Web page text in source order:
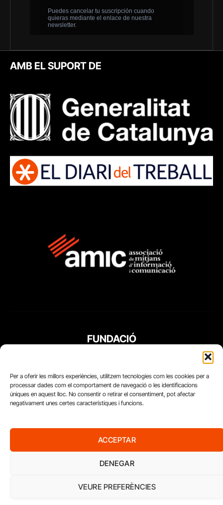
Per a oferir les millors experiències, utilitzem tecnologies com les cookies per a
processar dades com el comportament de navegació o les identificacions
úniques en aquest lloc. No consentir o retirar el consentiment, pot afectar
negativament unes certes característiques i funcions.
ACCEPTAR
DENEGAR
VEURE PREFERÈNCIES
AMB EL SUPORT DE
FUNDACIÓ